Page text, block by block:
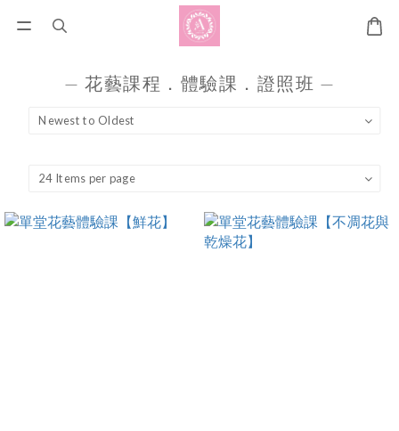
— 花藝課程．體驗課．證照班 —